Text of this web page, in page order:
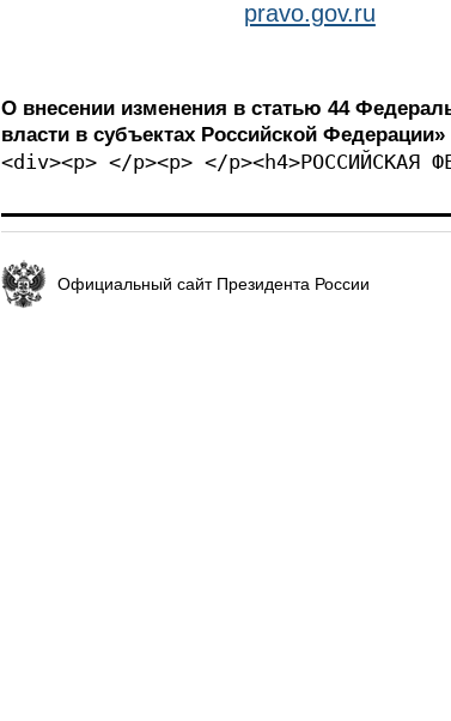
pravo.gov.ru
О внесении изменения в статью 44
власти в субъектах Российской Федерации»
<div><p> </p><p> </p><h4>РОССИЙСКАЯ
Официальный сайт Президента России